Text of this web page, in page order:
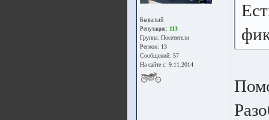
Бывалый
Репутация: 113
Группа: Посетители
Регион: 13
Сообщений: 57
На сайте с: 9.11.2014